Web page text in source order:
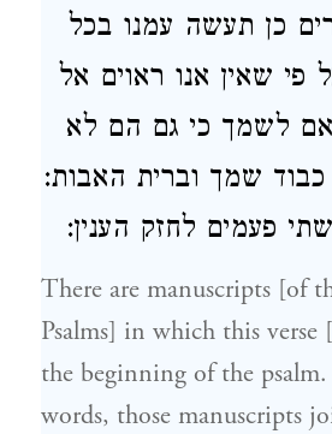
כן תעשה עמנו בכל
פי שאין אנו ראוים אל
לשמך כי גם הם לא
כבוד שמך וברית האבות:
שתי פעמים לחזק הענין:
There are manuscripts [of
Psalms] in which this
the beginning of the
words, those manuscripts